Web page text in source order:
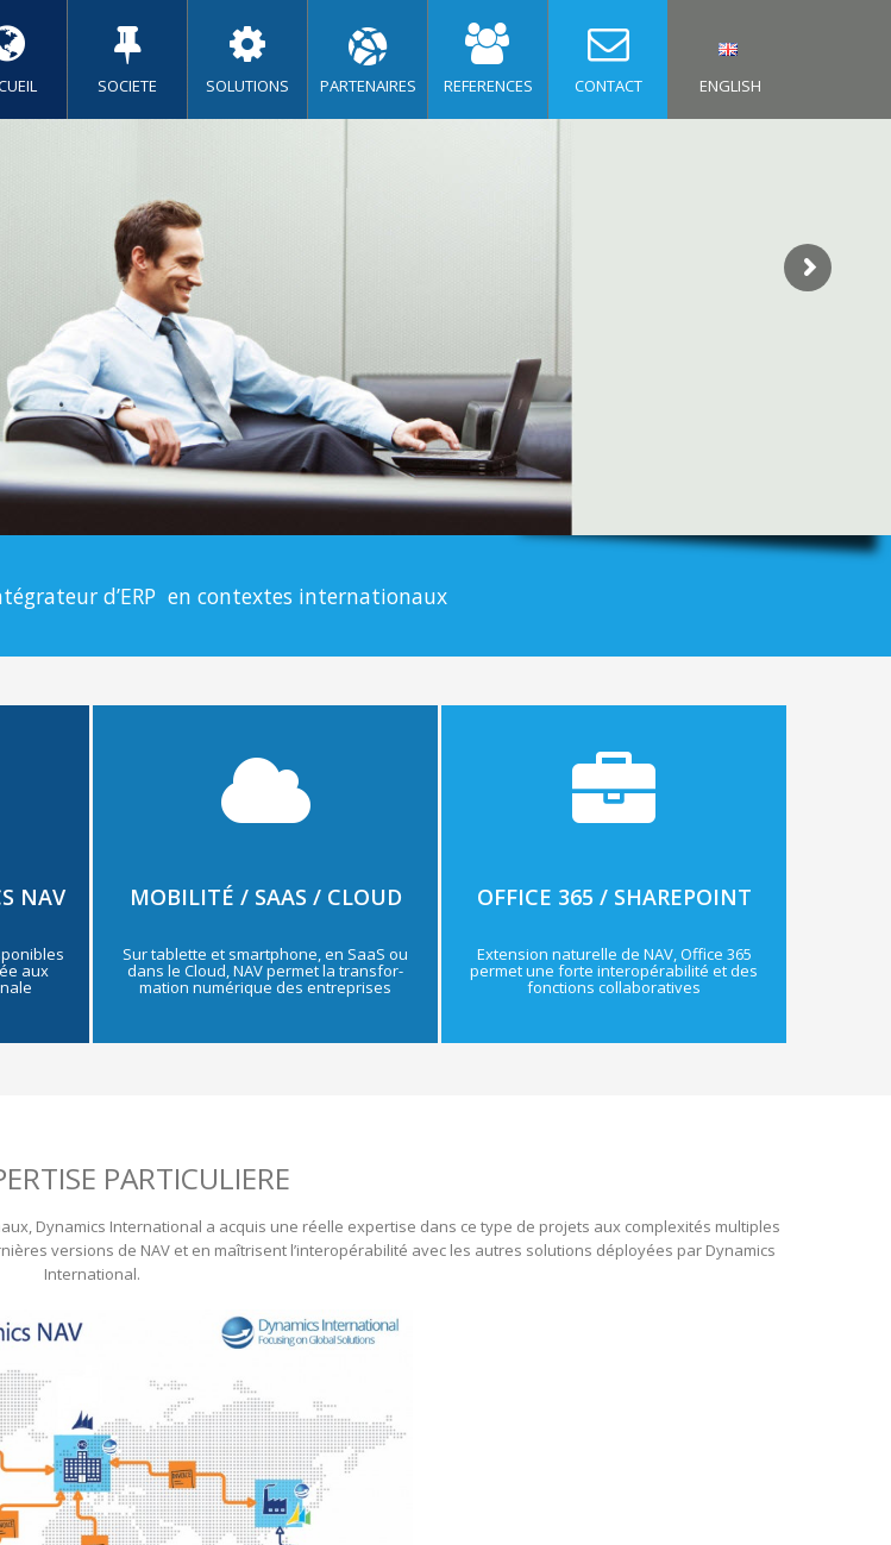
SOCIETE SOLUTIONS PARTENAIRES REFERENCES CONTACT ENGLISH
internationaux déployés
d’ERP en contextes internationaux
NAV
aux
MOBILITÉ / SAAS / CLOUD
Sur tablette et smartphone, en SaaS ou
dans le Cloud, NAV permet la transfor-
mation numérique des entreprises
OFFICE 365 / SHAREPOINT
Extension naturelle de NAV, Office 365
permet une forte interopérabilité et des
fonctions collaboratives
PARTICULIERE
Dynamics International a acquis une réelle expertise dans ce type de projets aux complexités multiples
versions de NAV et en maîtrisent l’interopérabilité avec les autres solutions déployées par Dynamics
International.